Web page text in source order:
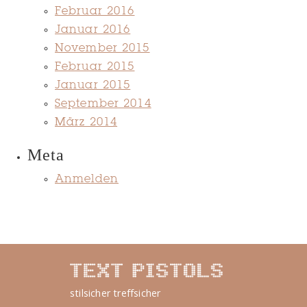
Februar 2016
Januar 2016
November 2015
Februar 2015
Januar 2015
September 2014
März 2014
Meta
Anmelden
stilsicher treffsicher